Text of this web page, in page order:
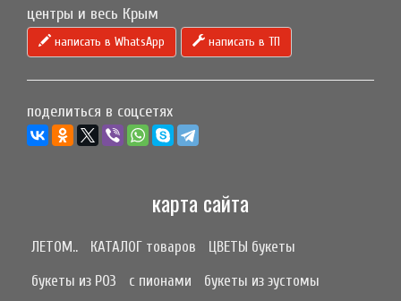
центры и весь Крым
написать в WhatsApp написать в ТП
поделиться в соцсетях
карта сайта
ЛЕТОМ.. КАТАЛОГ товаров
ЦВЕТЫ букеты
букеты из РОЗ
с пионами
букеты из эустомы